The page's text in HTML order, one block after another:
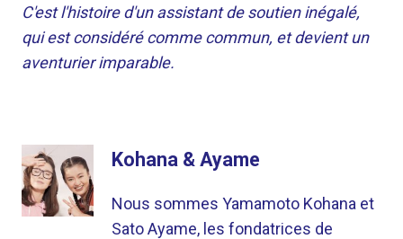
C'est l'histoire d'un assistant de soutien inégalé,
qui est considéré comme commun, et devient un
aventurier imparable.
Kohana & Ayame
Nous sommes Yamamoto Kohana et
Sato Ayame, les fondatrices de